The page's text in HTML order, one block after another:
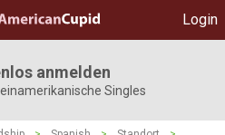
Login
anmelden
Singles